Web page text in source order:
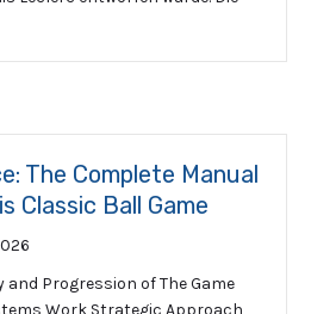
The Complete Manual
Classic Ball Game
Progression of The Game
Work Strategic Approach